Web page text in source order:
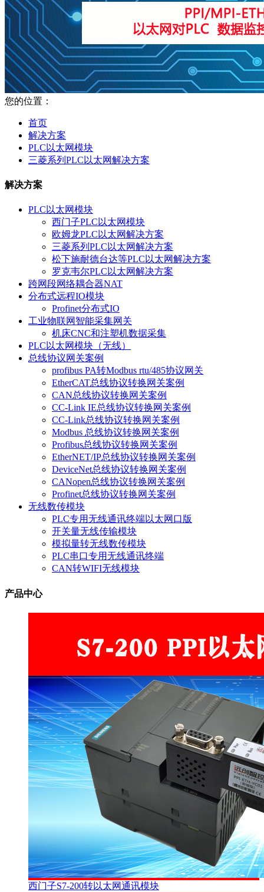
您的位置：
首页
解决方案
PLC以太网模块
三菱系列PLC以太网解决方案
解决方案
PLC以太网模块
西门子PLC以太网模块
欧姆龙PLC以太网解决方案
三菱系列PLC以太网解决方案
松下施耐德台达等PLC以太网解决方案
罗克韦尔PLC以太网解决方案
跨网段网络耦合器NAT
分布式远程IO模块
Profinet分布式IO
工业物联网智能采集网关
机床CNC和注塑机数据采集
PLC以太网模块（无线）
总线协议网关案例
profibus PA转Modbus rtu/485协议网关
EtherCAT总线协议转换网关案例
CAN总线协议转换网关案例
CC-Link IE总线协议转换网关案例
CC-Link总线协议转换网关案例
Modbus 总线协议转换网关案例
Profibus总线协议转换网关案例
EtherNET/IP总线协议转换网关案例
DeviceNet总线协议转换网关案例
CANopen总线协议转换网关案例
Profinet总线协议转换网关案例
无线数传模块
PLC专用无线通讯终端以太网口版
开关量无线传输模块
模拟量转无线数传模块
PLC串口专用无线通讯终端
CAN转WIFI无线模块
产品中心
西门子S7-200转以太网通讯模块